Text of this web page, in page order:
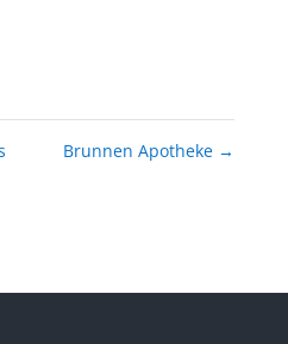
Brunnen Apotheke →